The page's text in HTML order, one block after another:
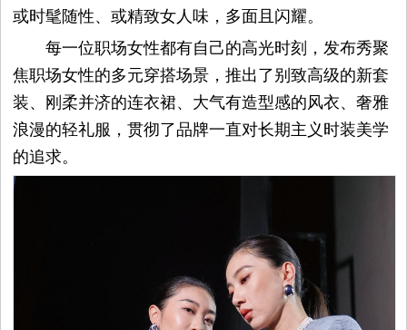
或时髦随性、或精致女人味，多面且闪耀。
每一位职场女性都有自己的高光时刻，发布秀聚
焦职场女性的多元穿搭场景，推出了别致高级的新套
装、刚柔并济的连衣裙、大气有造型感的风衣、奢雅
浪漫的轻礼服，贯彻了品牌一直对长期主义时装美学
的追求。